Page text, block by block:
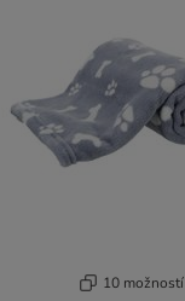
10 možností